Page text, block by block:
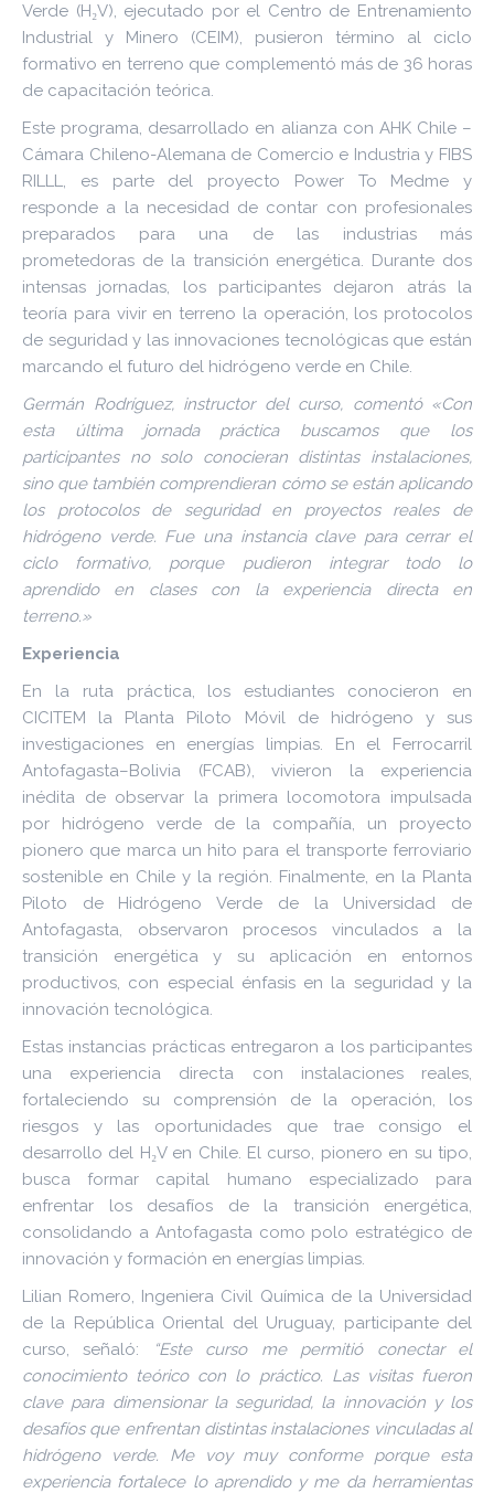
Verde (H₂V), ejecutado por el Centro de Entrenamiento
Industrial y Minero (CEIM), pusieron término al ciclo
formativo en terreno que complementó más de 36 horas
de capacitación teórica.
Este programa, desarrollado en alianza con AHK Chile –
Cámara Chileno-Alemana de Comercio e Industria y FIBS
RILLL, es parte del proyecto Power To Medme y
responde a la necesidad de contar con profesionales
preparados para una de las industrias más
prometedoras de la transición energética. Durante dos
intensas jornadas, los participantes dejaron atrás la
teoría para vivir en terreno la operación, los protocolos
de seguridad y las innovaciones tecnológicas que están
marcando el futuro del hidrógeno verde en Chile.
Germán Rodríguez, instructor del curso, comentó «Con
esta última jornada práctica buscamos que los
participantes no solo conocieran distintas instalaciones,
sino que también comprendieran cómo se están aplicando
los protocolos de seguridad en proyectos reales de
hidrógeno verde. Fue una instancia clave para cerrar el
ciclo formativo, porque pudieron integrar todo lo
aprendido en clases con la experiencia directa en
terreno.»
Experiencia
En la ruta práctica, los estudiantes conocieron en
CICITEM la Planta Piloto Móvil de hidrógeno y sus
investigaciones en energías limpias. En el Ferrocarril
Antofagasta–Bolivia (FCAB), vivieron la experiencia
inédita de observar la primera locomotora impulsada
por hidrógeno verde de la compañía, un proyecto
pionero que marca un hito para el transporte ferroviario
sostenible en Chile y la región. Finalmente, en la Planta
Piloto de Hidrógeno Verde de la Universidad de
Antofagasta, observaron procesos vinculados a la
transición energética y su aplicación en entornos
productivos, con especial énfasis en la seguridad y la
innovación tecnológica.
Estas instancias prácticas entregaron a los participantes
una experiencia directa con instalaciones reales,
fortaleciendo su comprensión de la operación, los
riesgos y las oportunidades que trae consigo el
desarrollo del H₂V en Chile. El curso, pionero en su tipo,
busca formar capital humano especializado para
enfrentar los desafíos de la transición energética,
consolidando a Antofagasta como polo estratégico de
innovación y formación en energías limpias.
Lilian Romero, Ingeniera Civil Química de la Universidad
de la República Oriental del Uruguay, participante del
curso, señaló:
“Este curso me permitió conectar el
conocimiento teórico con lo práctico. Las visitas fueron
clave para dimensionar la seguridad, la innovación y los
desafíos que enfrentan distintas instalaciones vinculadas al
hidrógeno verde. Me voy muy conforme porque esta
experiencia fortalece lo aprendido y me da herramientas